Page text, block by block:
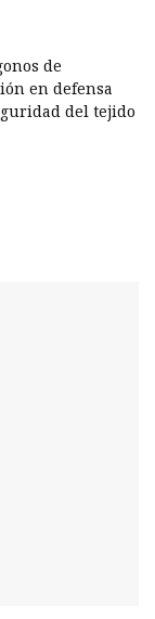
de
en defensa
del tejido